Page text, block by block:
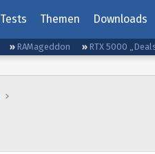
Tests Themen Downloads
RAMageddon RTX 5000